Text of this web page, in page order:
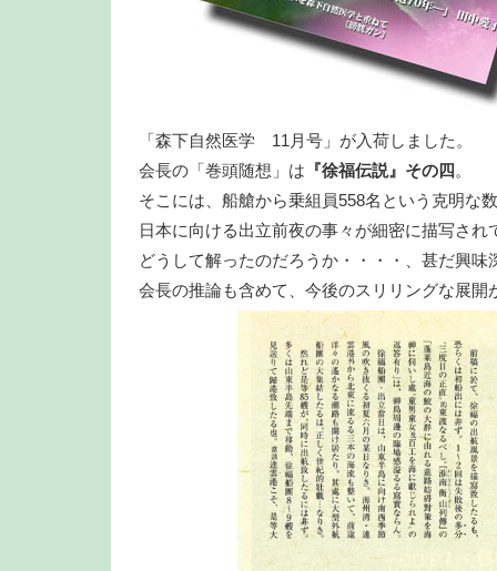
「森下自然医学 11月号」が入荷しました。
会長の「巻頭随想」は 『徐福伝説』その四 。
そこには、船艙から乗組員558名という克明な
日本に向ける出立前夜の事々が細密に描写され
どうして解ったのだろうか・・・・、甚だ興味
会長の推論も含めて、今後のスリリングな展開